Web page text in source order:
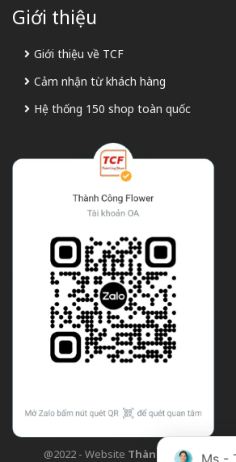
Giới thiệu
Giới thiệu về TCF
Cảm nhận từ khách hàng
Hệ thống 150 shop toàn quốc
@2022 - Website Thành Công Flower
Ms -